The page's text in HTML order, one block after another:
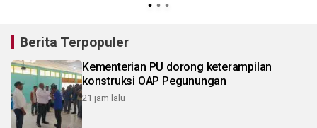
Berita Terpopuler
Kementerian PU dorong keterampilan
konstruksi OAP Pegunungan
21 jam lalu